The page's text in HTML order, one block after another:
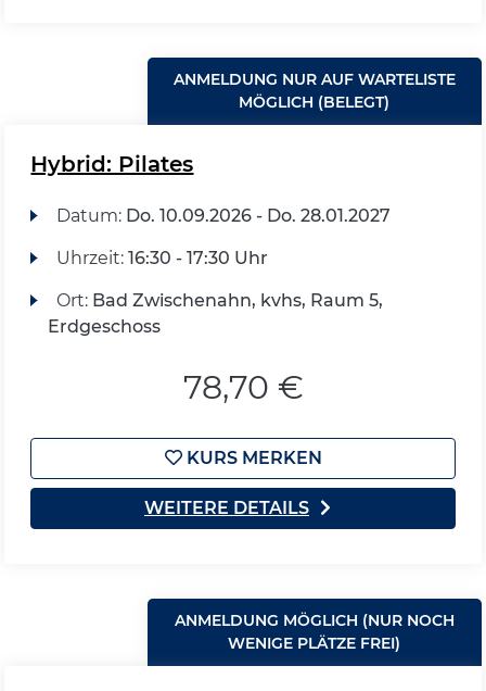
ANMELDUNG NUR AUF WARTELISTE
MÖGLICH (BELEGT)
Hybrid: Pilates
Datum: Do. 10.09.2026 - Do. 28.01.2027
Uhrzeit: 16:30 - 17:30 Uhr
Ort: Bad Zwischenahn, kvhs, Raum 5,
Erdgeschoss
78,70 €
KURS MERKEN
WEITERE DETAILS
ANMELDUNG MÖGLICH (NUR NOCH
WENIGE PLÄTZE FREI)